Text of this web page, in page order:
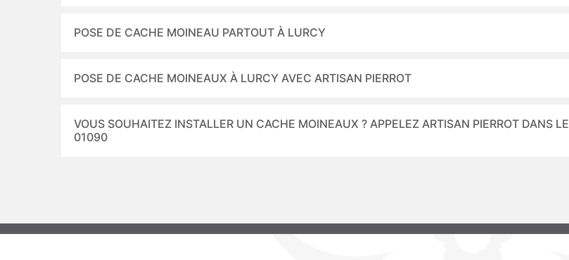
POSE DE CACHE MOINEAU PARTOUT À LURCY
POSE DE CACHE MOINEAUX À LURCY AVEC ARTISAN PIERROT
VOUS SOUHAITEZ INSTALLER UN CACHE MOINEAUX ? APPELEZ ARTISAN PIERROT DANS LE
01090